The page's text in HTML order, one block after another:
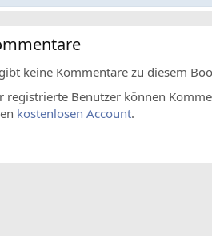
keine Kommentare zu diesem
registrierte Benutzer können
kostenlosen Account.